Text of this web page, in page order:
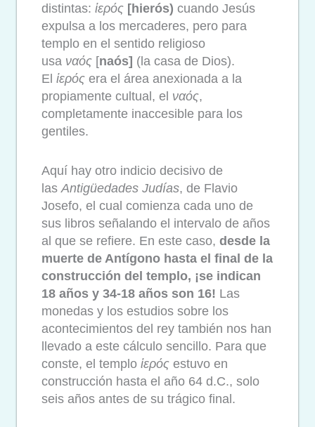
distintas: ἱερός [hierós) cuando Jesús
expulsa a los mercaderes, pero para
templo en el sentido religioso
usa ναός [naós] (la casa de Dios).
El ἱερός era el área anexionada a la
propiamente cultual, el ναός,
completamente inaccesible para los
gentiles.
Aquí hay otro indicio decisivo de
lasAntigüedades Judías, de Flavio
Josefo, el cual comienza cada uno de
sus libros señalando el intervalo de años
al que se refiere. En este caso, desde la
muerte de Antígono hasta el final de la
construcción del templo, ¡se indican
18 años y 34-18 años son 16! Las
monedas y los estudios sobre los
acontecimientos del rey también nos han
llevado a este cálculo sencillo. Para que
conste, el templo ἱερός estuvo en
construcción hasta el año 64 d.C., solo
seis años antes de su trágico final.